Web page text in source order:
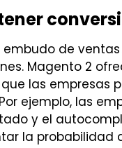
de
Magento 2
las empresas
ejemplo, las
y el
la probabilidad